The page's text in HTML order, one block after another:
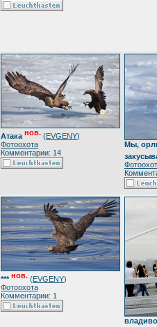
Атака нов. (EVGENY)
Фотоохота
Комментарии: 14
Мы,
*** нов. (EVGENY)
Фотоохота
Комментарии: 1